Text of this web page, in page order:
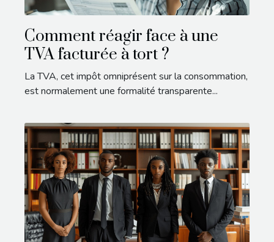
Comment réagir face à une
TVA facturée à tort ?
La TVA, cet impôt omniprésent sur la consommation,
est normalement une formalité transparente...